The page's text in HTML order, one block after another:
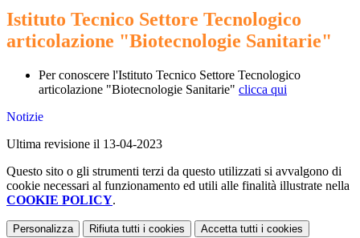
Istituto Tecnico Settore Tecnologico
articolazione "Biotecnologie Sanitarie"
Per conoscere l'Istituto Tecnico Settore Tecnologico
articolazione "Biotecnologie Sanitarie" clicca qui
Notizie
Ultima revisione il 13-04-2023
Questo sito o gli strumenti terzi da questo utilizzati si avvalgono di
cookie necessari al funzionamento ed utili alle finalità illustrate nella
COOKIE POLICY.
Personalizza Rifiuta tutti i cookies Accetta tutti i cookies